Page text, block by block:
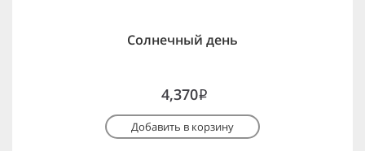
Солнечный день
4,370i
Добавить в корзину